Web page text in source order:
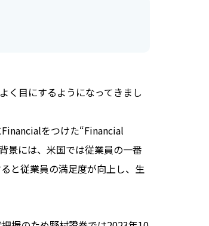
く目にするようになってきまし
をつけた“Financial
景には、米国では従業員の一番
と従業員の満足度が向上し、生